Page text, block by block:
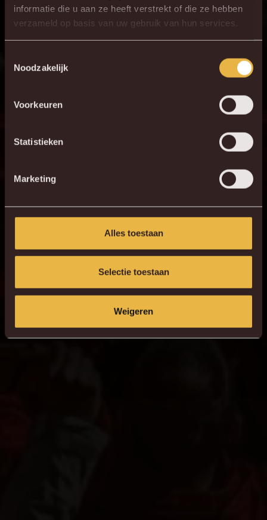
informatie die u aan ze heeft verstrekt of die ze hebben
verzameld op basis van uw gebruik van hun services.
Noodzakelijk
Voorkeuren
Statistieken
Marketing
Alles toestaan
Selectie toestaan
Weigeren